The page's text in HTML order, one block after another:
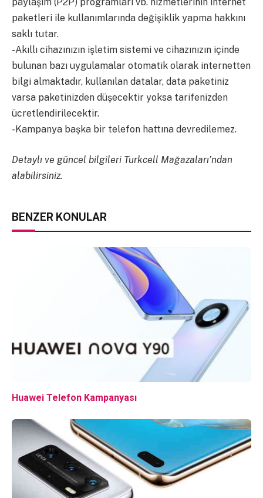
paylaşım (P2P) programları vb. hizmetlerinin internet
paketleri ile kullanımlarında değişiklik yapma hakkını
saklı tutar.
-Akıllı cihazınızın işletim sistemi ve cihazınızın içinde
bulunan bazı uygulamalar otomatik olarak internetten
bilgi almaktadır, kullanılan datalar, data paketiniz
varsa paketinizden düşecektir yoksa tarifenizden
ücretlendirilecektir.
-Kampanya başka bir telefon hattına devredilemez.
Detaylı ve güncel bilgileri Turkcell Mağazaları’ndan
alabilirsiniz.
BENZER KONULAR
Huawei Telefon Kampanyası